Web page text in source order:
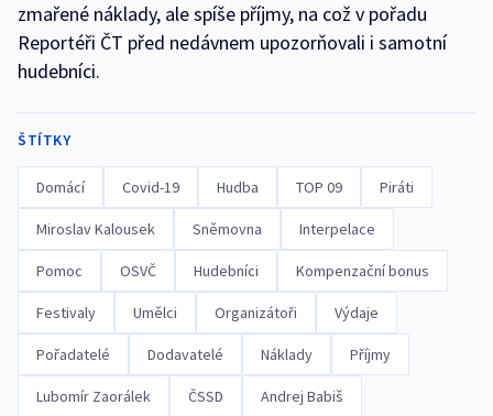
zmařené náklady, ale spíše příjmy, na což v pořadu
Reportéři ČT před nedávnem upozorňovali i samotní
hudebníci.
ŠTÍTKY
Domácí Covid-19 Hudba TOP 09 Piráti
Miroslav Kalousek Sněmovna Interpelace
Pomoc OSVČ Hudebníci Kompenzační bonus
Festivaly Umělci Organizátoři Výdaje
Pořadatelé Dodavatelé Náklady Příjmy
Lubomír Zaorálek ČSSD Andrej Babiš